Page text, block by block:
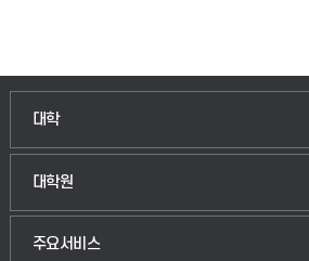
대학
인문융합공공인재학부
법경영학부
대학원
일반대학원
산업대학원
주요서비스
입학안내